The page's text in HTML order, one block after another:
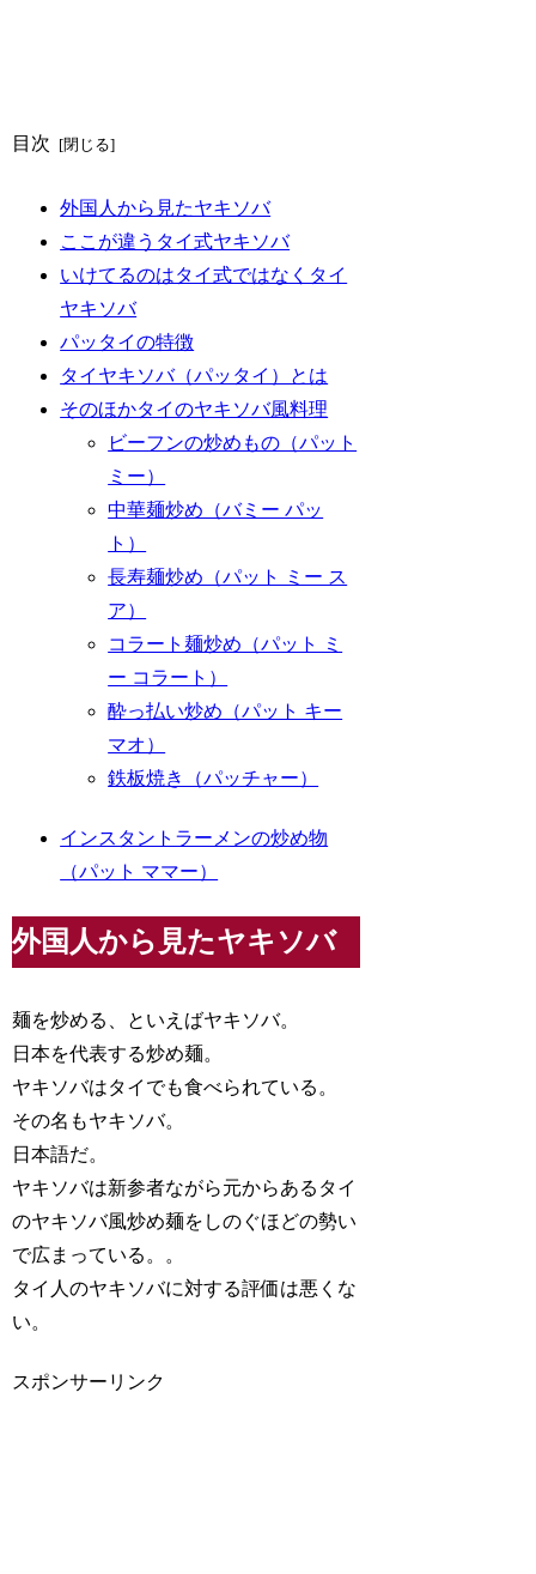
目次
外国人から見たヤキソバ
ここが違うタイ式ヤキソバ
いけてるのはタイ式ではなくタイ
ヤキソバ
パッタイの特徴
タイヤキソバ（パッタイ）とは
そのほかタイのヤキソバ風料理
ビーフンの炒めもの（パット
ミー）
中華麺炒め（バミー パッ
ト）
長寿麺炒め（パット ミー ス
ア）
コラート麺炒め（パット ミ
ー コラート）
酔っ払い炒め（パット キー
マオ）
鉄板焼き（パッチャー）
インスタントラーメンの炒め物
（パット ママー）
外国人から見たヤキソバ
麺を炒める、といえばヤキソバ。
日本を代表する炒め麺。
ヤキソバはタイでも食べられている。
その名もヤキソバ。
日本語だ。
ヤキソバは新参者ながら元からあるタイ
のヤキソバ風炒め麺をしのぐほどの勢い
で広まっている。。
タイ人のヤキソバに対する評価は悪くな
い。
スポンサーリンク